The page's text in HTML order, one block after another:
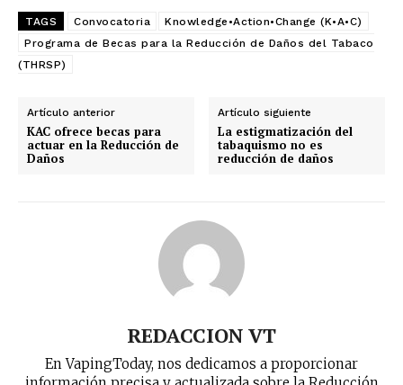
TAGS Convocatoria
Knowledge•Action•Change (K•A•C)
Programa de Becas para la Reducción de Daños del Tabaco
(THRSP)
Artículo anterior
KAC ofrece becas para
actuar en la Reducción de
Daños
Artículo siguiente
La estigmatización del
tabaquismo no es
reducción de daños
REDACCION VT
En VapingToday, nos dedicamos a proporcionar